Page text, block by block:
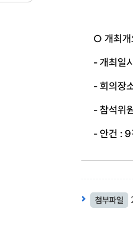
○ 개최개
- 개최일시
- 회의장
- 참석위
- 안건 : 9
첨부파일